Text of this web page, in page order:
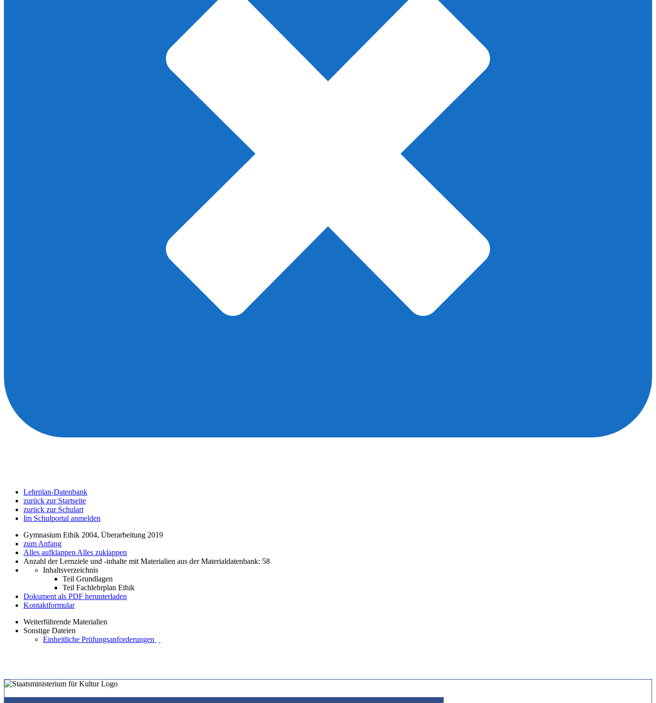
Lehrplan-Datenbank
zurück zur Startseite
zurück zur Schulart
Im Schulportal anmelden
Gymnasium Ethik 2004, Überarbeitung 2019
zum Anfang
Alles aufklappen Alles zuklappen
Anzahl der Lernziele und -inhalte mit Materialien aus der Materialdatenbank: 58
Inhaltsverzeichnis
Teil Grundlagen
Teil Fachlehrplan Ethik
Dokument als PDF herunterladen
Kontaktformular
Weiterführende Materialien
Sonstige Dateien
Einheitliche Prüfungsanforderungen